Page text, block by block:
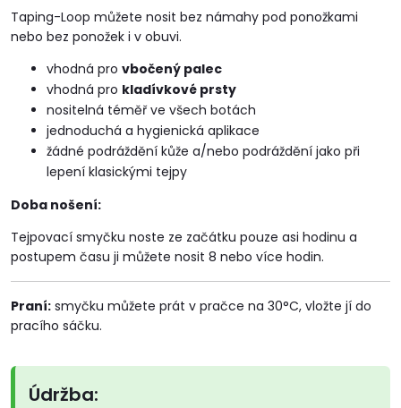
Taping-Loop můžete nosit bez námahy pod ponožkami
nebo bez ponožek i v obuvi.
vhodná pro vbočený palec
vhodná pro kladívkové prsty
nositelná téměř ve všech botách
jednoduchá a hygienická aplikace
žádné podráždění kůže a/nebo podráždění jako při
lepení klasickými tejpy
Doba nošení:
Tejpovací smyčku noste ze začátku pouze asi hodinu a
postupem času ji můžete nosit 8 nebo více hodin.
Praní: smyčku můžete prát v pračce na 30°C, vložte jí do
pracího sáčku.
Údržba: